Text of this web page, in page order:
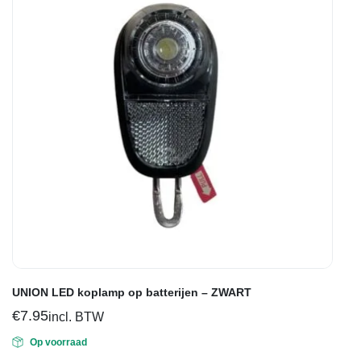
UNION LED koplamp op batterijen – ZWART
€7.95incl. BTW
Op voorraad